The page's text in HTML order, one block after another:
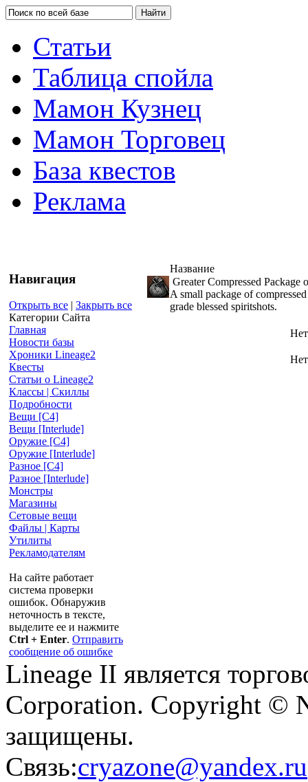
Статьи
Таблица спойла
Мамон Кузнец
Мамон Торговец
База квестов
Реклама
Навигация
Открыть все | Закрыть все
Категории Сайта
Главная
Новости базы
Хроники Lineage2
Квесты
Статьи о Lineage2
Классы | Скиллы
Подробности
Вещи [С4]
Вещи [Interlude]
Оружие [С4]
Оружие [Interlude]
Разное [C4]
Разное [Interlude]
Монстры
Магазины
Сетовые вещи
Файлы | Карты
Утилиты
Рекламодателям
На сайте работает
система проверки
ошибок. Обнаружив
неточность в тексте,
выделите ее и нажмите
Ctrl + Enter. Отправить
сообщение об ошибке
Название
Greater Compressed Package
A small package of
grade blessed spiritshots.
Нет
Нет
Lineage II является
Corporation. Copyright ©
защищены.
Связь:cryazone@yandex.ru